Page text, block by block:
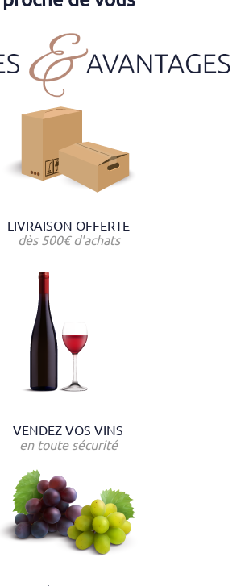
LIVRAISON OFFERTE
dès 500€ d'achats
VENDEZ VOS VINS
en toute sécurité